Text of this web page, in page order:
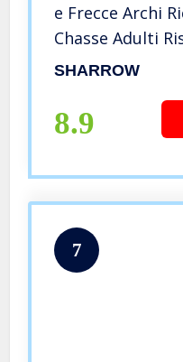
e Frecce Archi
Chasse Adulti
Alluminio
50lbs)
SHARROW
8.9
7